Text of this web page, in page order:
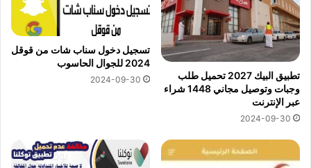
تطبيق البيك 2027 تحميل طلب
وجبات وتوصيل مجاني 1448 شراء
عبر الإنترنت
2024-09-30
تسجيل دخول سناب شات من قوقل
2024 للجوال الحاسوب
2024-09-30